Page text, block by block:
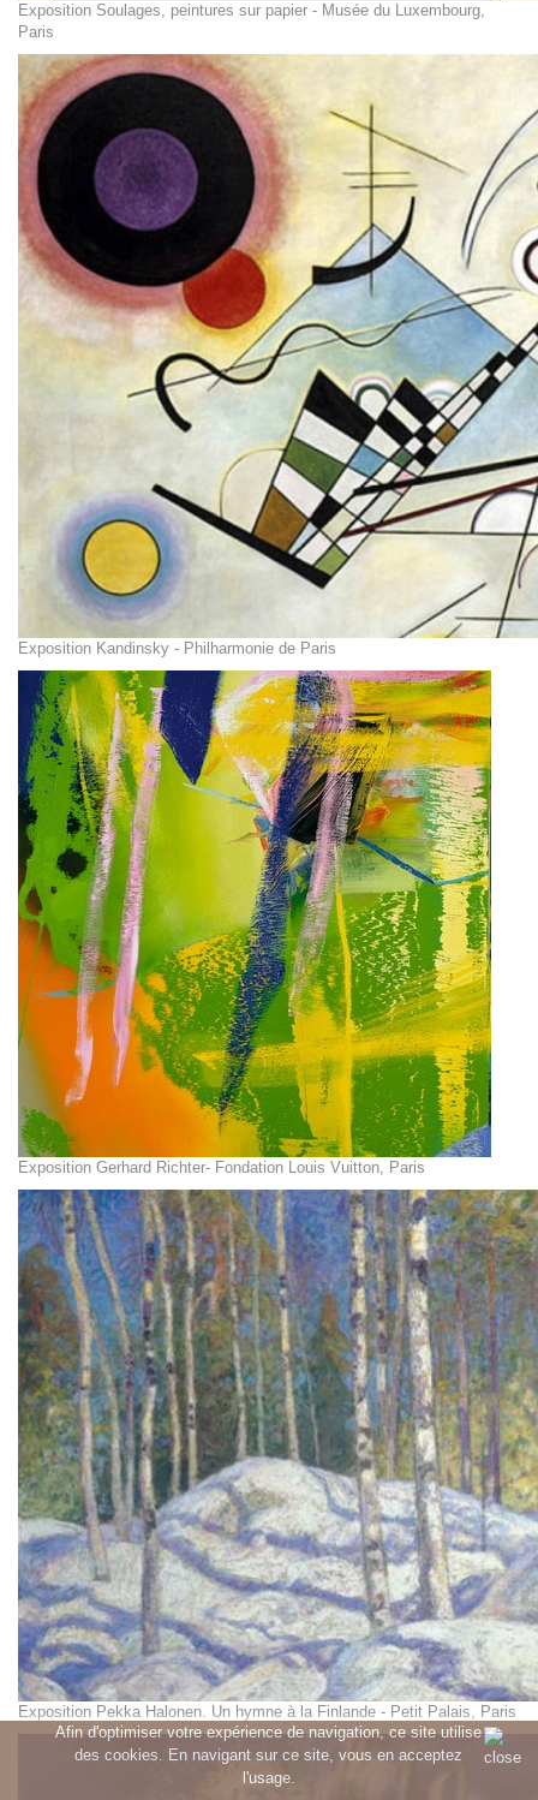
Afin d'optimiser votre expérience de navigation, ce site utilise
des cookies. En navigant sur ce site, vous en acceptez
l'usage.
Exposition Soulages, peintures sur papier - Musée du Luxembourg,
Paris
Exposition Kandinsky - Philharmonie de Paris
Exposition Gerhard Richter- Fondation Louis Vuitton, Paris
Exposition Pekka Halonen. Un hymne à la Finlande - Petit Palais, Paris